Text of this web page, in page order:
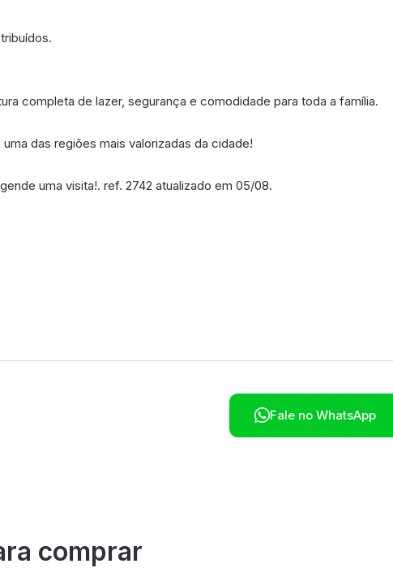
completa de lazer, segurança e comodidade para toda a família.
das regiões mais valorizadas da cidade!
uma visita!. ref. 2742 atualizado em 05/08.
disponíveis em breve.
Fale no WhatsApp
comprar